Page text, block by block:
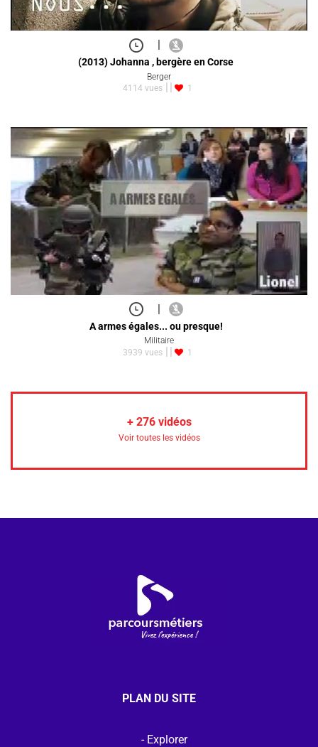
|
(2013) Johanna , bergère en Corse
Berger
4114 vues
1
|
A armes égales... ou presque!
Militaire
3939 vues
1
+ 276vidéos
Voir toutes les vidéos
PLAN DU SITE
Explorer